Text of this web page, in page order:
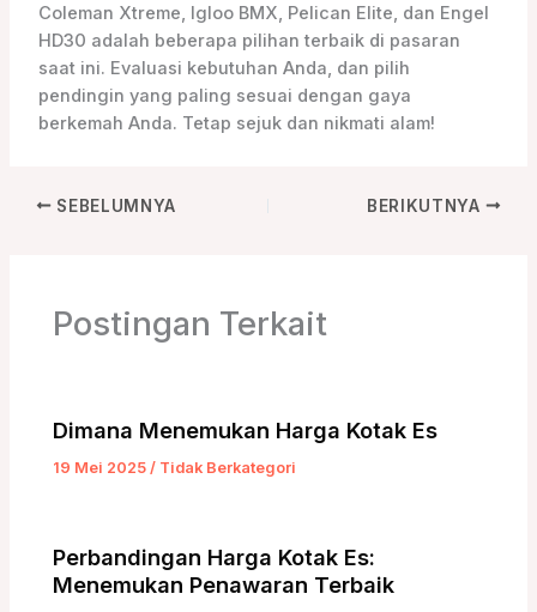
Coleman Xtreme, Igloo BMX, Pelican Elite, dan Engel
HD30 adalah beberapa pilihan terbaik di pasaran
saat ini. Evaluasi kebutuhan Anda, dan pilih
pendingin yang paling sesuai dengan gaya
berkemah Anda. Tetap sejuk dan nikmati alam!
SEBELUMNYA BERIKUTNYA
Postingan Terkait
Dimana Menemukan Harga Kotak Es
19 Mei 2025 / Tidak Berkategori
Perbandingan Harga Kotak Es:
Menemukan Penawaran Terbaik